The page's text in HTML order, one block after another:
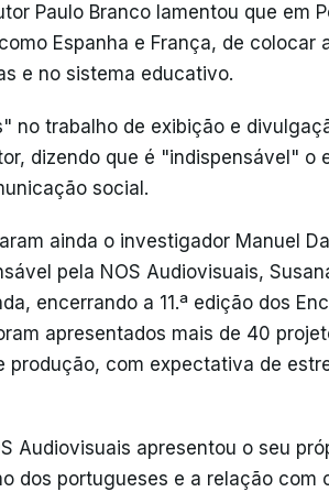
Paulo Branco lamentou que em
Espanha e França, de colocar
e no sistema educativo.
no trabalho de exibição e
dizendo que é "indispensável" o
social.
ainda o investigador Manuel
pela NOS Audiovisuais,
encerrando a 11.ª edição dos
apresentados mais de 40
produção, com expectativa de
Audiovisuais apresentou o seu
dos portugueses e a relação com